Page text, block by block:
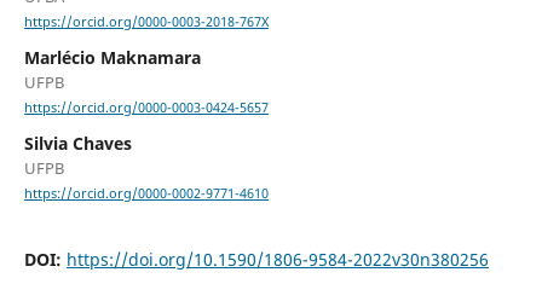
https://orcid.org/0000-0003-2018-767X
Marlécio Maknamara
UFPB
https://orcid.org/0000-0003-0424-5657
Silvia Chaves
UFPB
https://orcid.org/0000-0002-9771-4610
DOI: https://doi.org/10.1590/1806-9584-2022v30n380256